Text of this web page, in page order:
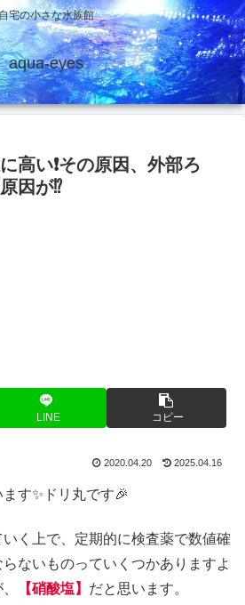
宅の小さな水族館
aqua-eyes
高い❗その原因、外部ろ
因が⁉️
LINE コピー
2020.04.20 2025.04.16
す✨ドリ丸です🎉
く上で、定期的に検査薬で数値確
ないものっていくつかありますよ
【硝酸塩】 だと思います。